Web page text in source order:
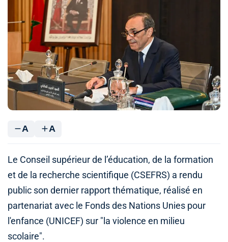
A A
Le Conseil supérieur de l’éducation, de la formation
et de la recherche scientifique (CSEFRS) a rendu
public son dernier rapport thématique, réalisé en
partenariat avec le Fonds des Nations Unies pour
l'enfance (UNICEF) sur "la violence en milieu
scolaire".